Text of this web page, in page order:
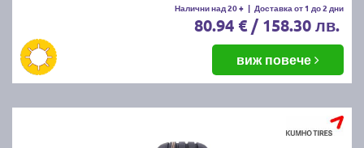
Налични над 20 + | Доставка от 1 до 2 дни
80.94 € / 158.30 лв.
виж повече